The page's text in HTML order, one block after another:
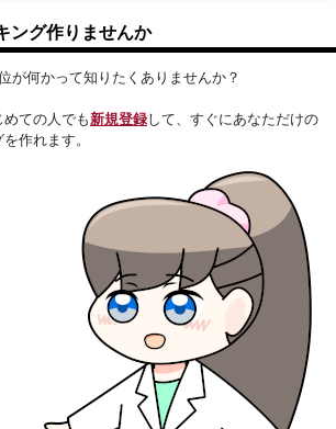
ング作りませんか
が何かって知りたくありませんか？
めての人でも新規登録して、すぐにあなただけの
作れます。